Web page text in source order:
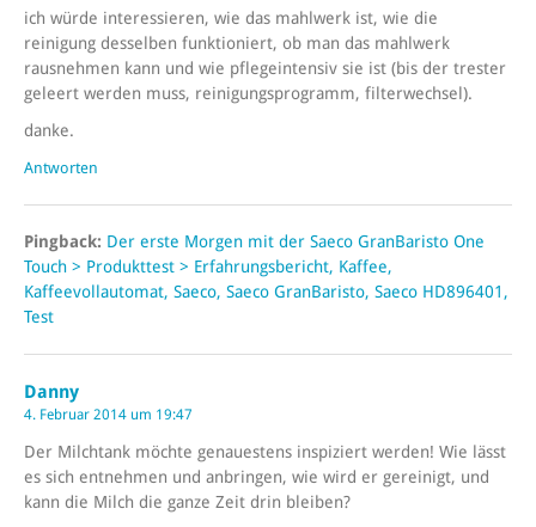
ich würde interessieren, wie das mahlwerk ist, wie die
reinigung desselben funktioniert, ob man das mahlwerk
rausnehmen kann und wie pflegeintensiv sie ist (bis der trester
geleert werden muss, reinigungsprogramm, filterwechsel).
danke.
Antworten
Pingback: Der erste Morgen mit der Saeco GranBaristo One
Touch > Produkttest > Erfahrungsbericht, Kaffee,
Kaffeevollautomat, Saeco, Saeco GranBaristo, Saeco HD896401,
Test
Danny
4. Februar 2014 um 19:47
Der Milchtank möchte genauestens inspiziert werden! Wie lässt
es sich entnehmen und anbringen, wie wird er gereinigt, und
kann die Milch die ganze Zeit drin bleiben?